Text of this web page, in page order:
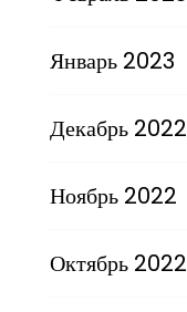
Январь 2023
Декабрь 2022
Ноябрь 2022
Октябрь 2022